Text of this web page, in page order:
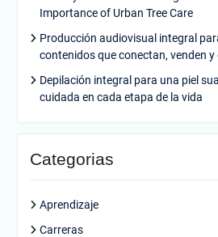
Importance of Urban Tree Care
Producción audiovisual integral
contenidos que conectan, venden y
Depilación integral para una piel
cuidada en cada etapa de la vida
Categorias
Aprendizaje
Carreras